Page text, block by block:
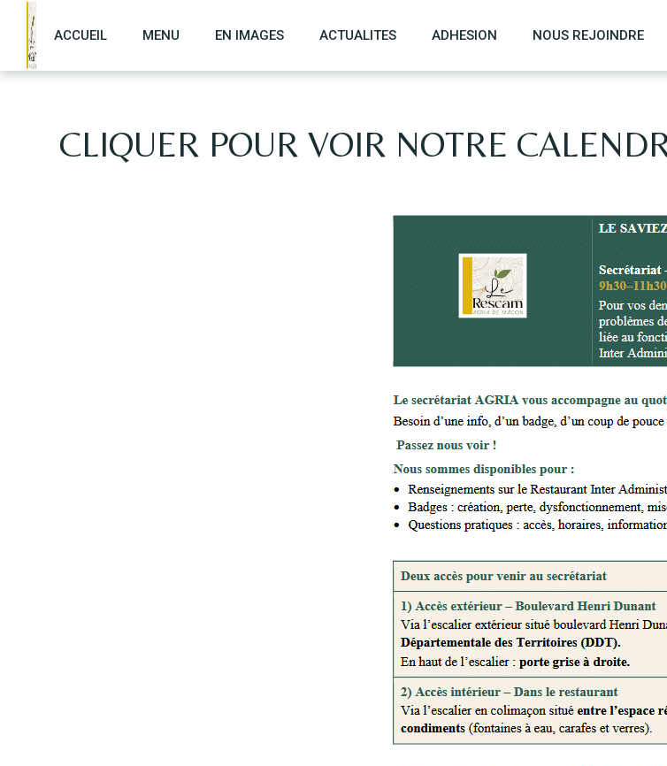
ACCUEIL MENU EN IMAGES ACTUALITES ADHESION NOUS REJOINDRE
CLIQUER POUR VOIR NOTRE